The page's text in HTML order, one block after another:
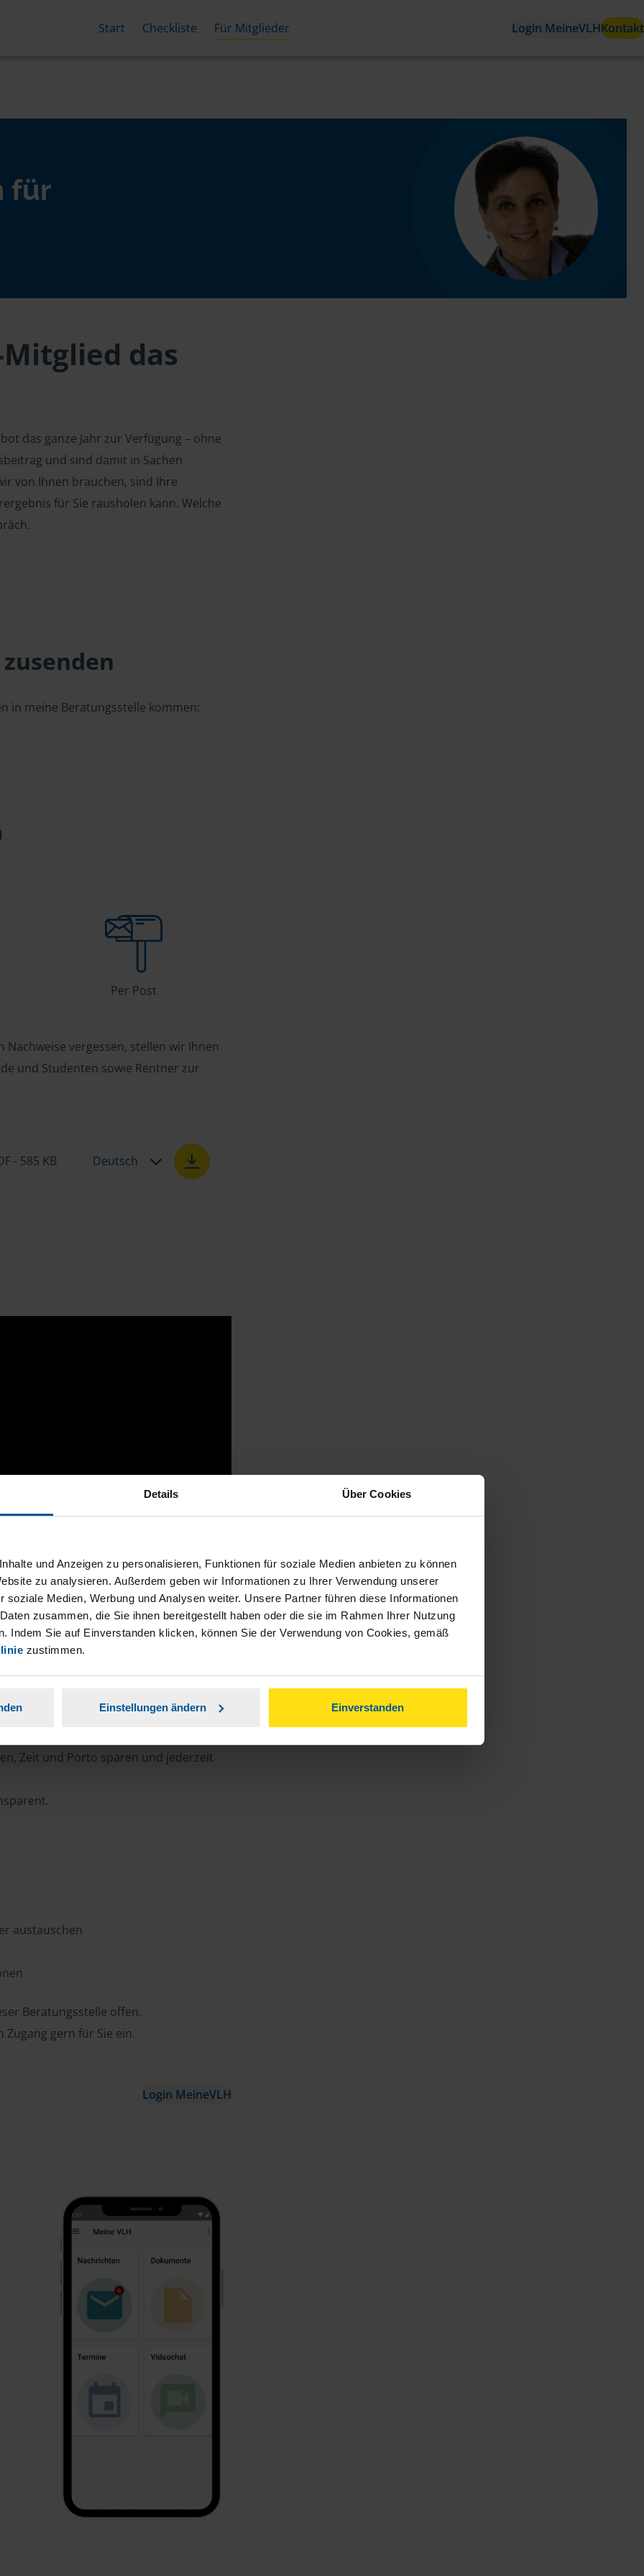
Details Über Cookies
und Anzeigen zu personalisieren, Funktionen für soziale Medien anbieten zu können
zu analysieren. Außerdem geben wir Informationen zu Ihrer Verwendung unserer
soziale Medien, Werbung und Analysen weiter. Unsere Partner führen diese Informationen
zusammen, die Sie ihnen bereitgestellt haben oder die sie im Rahmen Ihrer Nutzung
Indem Sie auf Einverstanden klicken, können Sie der Verwendung von Cookies, gemäß
zustimmen.
Einstellungen ändern Einverstanden
Start Checkliste Für Mitglieder Login MeineVLHKontakt
für
das
das ganze Jahr zur Verfügung – ohne
und sind damit in Sachen
von Ihnen brauchen, sind Ihre
für Sie rausholen kann. Welche
in meine Beratungsstelle kommen:
Per Post
vergessen, stellen wir Ihnen
und Studenten sowie Rentner zur
- 585 KB Deutsch
Zeit und Porto sparen und jederzeit
austauschen
Beratungsstelle offen.
gern für Sie ein.
Login MeineVLH